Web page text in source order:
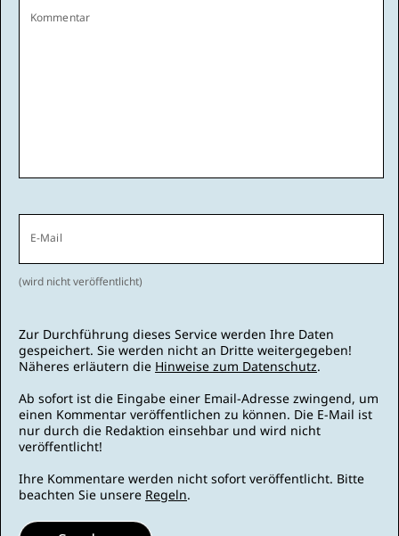
Kommentar
E-Mail
(wird nicht veröffentlicht)
Zur Durchführung dieses Service werden Ihre Daten
gespeichert. Sie werden nicht an Dritte weitergegeben!
Näheres erläutern die Hinweise zum Datenschutz.
Ab sofort ist die Eingabe einer Email-Adresse zwingend, um
einen Kommentar veröffentlichen zu können. Die E-Mail ist
nur durch die Redaktion einsehbar und wird nicht
veröffentlicht!
Ihre Kommentare werden nicht sofort veröffentlicht. Bitte
beachten Sie unsere Regeln.